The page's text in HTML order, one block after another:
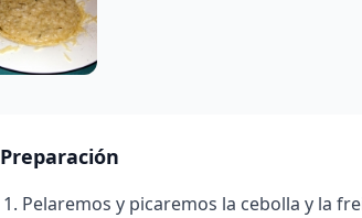
Preparación
Pelaremos y picaremos la cebolla y la